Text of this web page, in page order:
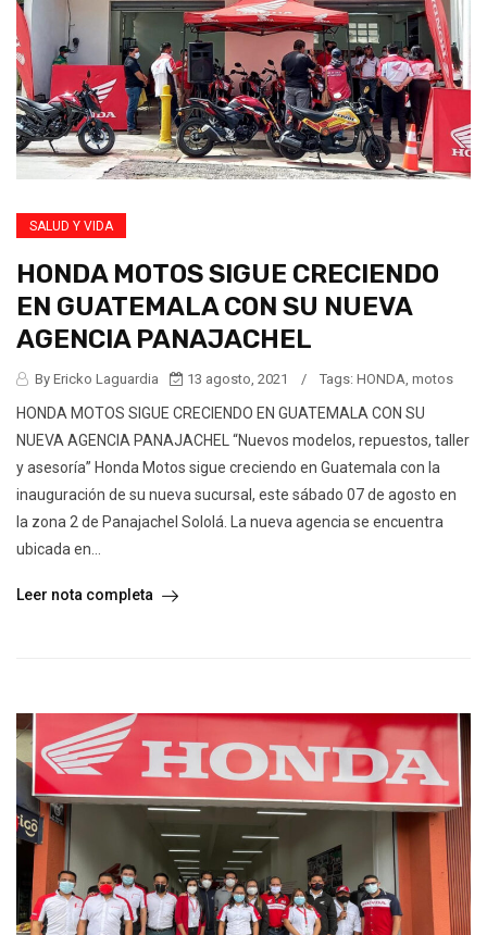
SALUD Y VIDA
HONDA MOTOS SIGUE CRECIENDO
EN GUATEMALA CON SU NUEVA
AGENCIA PANAJACHEL
By Ericko Laguardia 13 agosto, 2021 / Tags: HONDA motos
HONDA MOTOS SIGUE CRECIENDO EN GUATEMALA CON SU
NUEVA AGENCIA PANAJACHEL “Nuevos modelos, repuestos, taller
y asesoría” Honda Motos sigue creciendo en Guatemala con la
inauguración de su nueva sucursal, este sábado 07 de agosto en
la zona 2 de Panajachel Sololá. La nueva agencia se encuentra
ubicada en...
Leer nota completa